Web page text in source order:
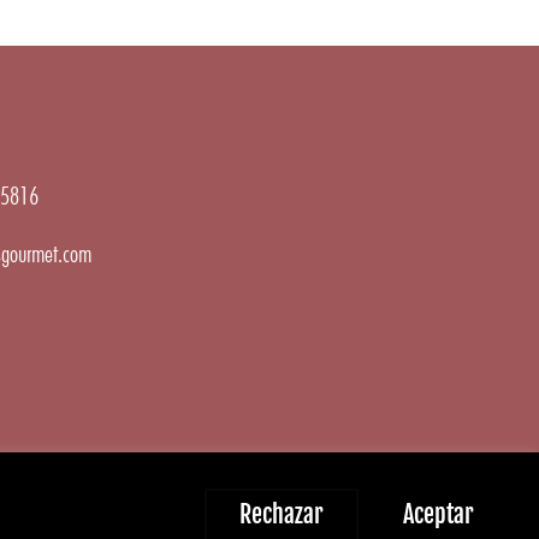
Rechazar Aceptar